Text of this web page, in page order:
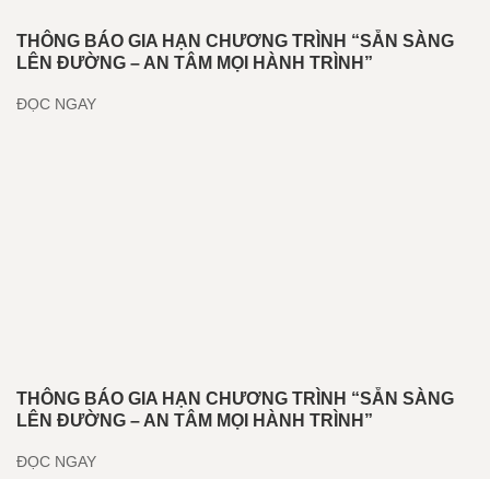
THÔNG BÁO GIA HẠN CHƯƠNG TRÌNH “SẴN SÀNG
LÊN ĐƯỜNG – AN TÂM MỌI HÀNH TRÌNH”
ĐỌC NGAY
THÔNG BÁO GIA HẠN CHƯƠNG TRÌNH “SẴN SÀNG
LÊN ĐƯỜNG – AN TÂM MỌI HÀNH TRÌNH”
ĐỌC NGAY